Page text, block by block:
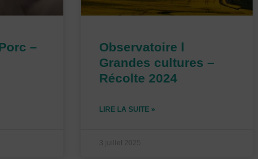
–
Observatoire l
Grandes cultures –
Récolte 2024
LIRE LA SUITE »
3 juillet 2025